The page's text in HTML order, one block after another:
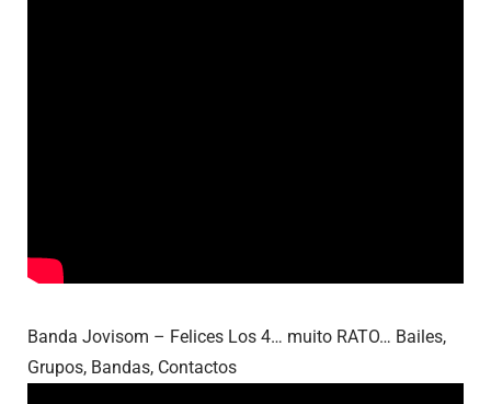
Banda Jovisom – Felices Los 4… muito RATO… Bailes,
Grupos, Bandas, Contactos